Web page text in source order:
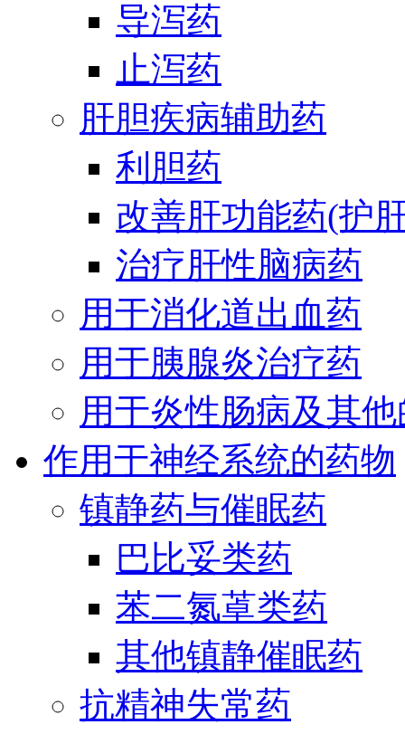
导泻药
止泻药
肝胆疾病辅助药
利胆药
改善肝功能药(护
治疗肝性脑病药
用于消化道出血药
用于胰腺炎治疗药
用于炎性肠病及其
作用于神经系统的药物
镇静药与催眠药
巴比妥类药
苯二氮䓬类药
其他镇静催眠药
抗精神失常药